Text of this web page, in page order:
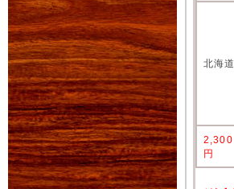
北海道
2,300
円